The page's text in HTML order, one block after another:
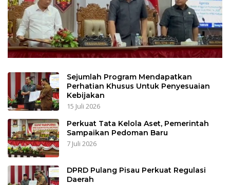
Sejumlah Program Mendapatkan
Perhatian Khusus Untuk Penyesuaian
Kebijakan
15 Juli 2026
Perkuat Tata Kelola Aset, Pemerintah
Sampaikan Pedoman Baru
7 Juli 2026
DPRD Pulang Pisau Perkuat Regulasi
Daerah